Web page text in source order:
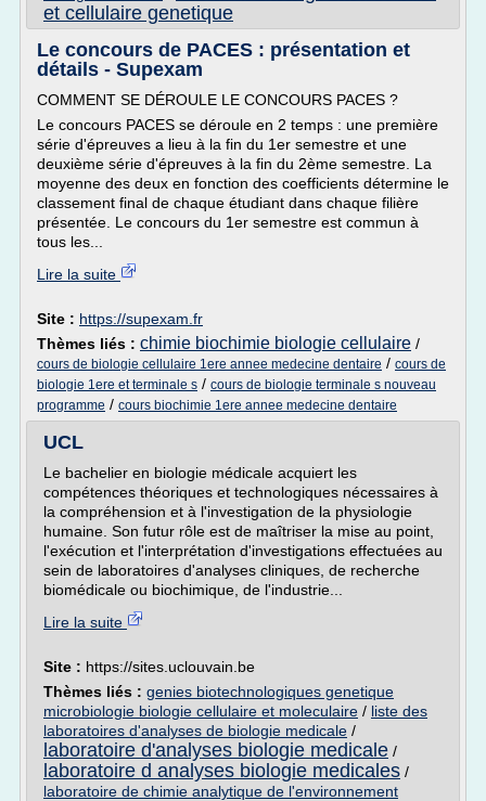
et cellulaire genetique
Le concours de PACES : présentation et
détails - Supexam
COMMENT SE DÉROULE LE CONCOURS PACES ?
Le concours PACES se déroule en 2 temps : une première
série d'épreuves a lieu à la fin du 1er semestre et une
deuxième série d'épreuves à la fin du 2ème semestre. La
moyenne des deux en fonction des coefficients détermine le
classement final de chaque étudiant dans chaque filière
présentée. Le concours du 1er semestre est commun à
tous les...
Lire la suite
Site : https://supexam.fr
Thèmes liés : chimie biochimie biologie cellulaire /
cours de biologie cellulaire 1ere annee medecine dentaire / cours de
biologie 1ere et terminale s / cours de biologie terminale s nouveau
programme / cours biochimie 1ere annee medecine dentaire
UCL
Le bachelier en biologie médicale acquiert les
compétences théoriques et technologiques nécessaires à
la compréhension et à l'investigation de la physiologie
humaine. Son futur rôle est de maîtriser la mise au point,
l'exécution et l'interprétation d'investigations effectuées au
sein de laboratoires d'analyses cliniques, de recherche
biomédicale ou biochimique, de l'industrie...
Lire la suite
Site : https://sites.uclouvain.be
Thèmes liés : genies biotechnologiques genetique
microbiologie biologie cellulaire et moleculaire / liste des
laboratoires d'analyses de biologie medicale /
laboratoire d'analyses biologie medicale /
laboratoire d analyses biologie medicales /
laboratoire de chimie analytique de l'environnement